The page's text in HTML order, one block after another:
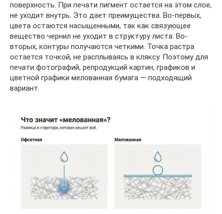
поверхность. При печати пигмент остается на этом слое,
не уходит внутрь. Это дает преимущества. Во-первых,
цвета остаются насыщенными, так как связующее
вещество чернил не уходит в структуру листа. Во-
вторых, контуры получаются четкими. Точка растра
остается точкой, не расплываясь в кляксу. Поэтому для
печати фотографий, репродукций картин, графиков и
цветной графики мелованная бумага — подходящий
вариант.